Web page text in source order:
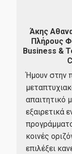
Άκης
Πλήρους
Business &
Ήμουν στην
απαιτητικό
εξαιρετικά
κοινές
επιλέξει